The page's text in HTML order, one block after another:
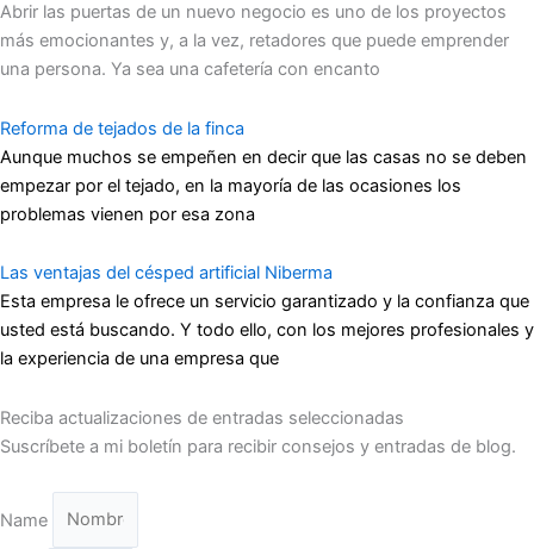
Abrir las puertas de un nuevo negocio es uno de los proyectos
más emocionantes y, a la vez, retadores que puede emprender
una persona. Ya sea una cafetería con encanto
Reforma de tejados de la finca
Aunque muchos se empeñen en decir que las casas no se deben
empezar por el tejado, en la mayoría de las ocasiones los
problemas vienen por esa zona
Las ventajas del césped artificial Niberma
Esta empresa le ofrece un servicio garantizado y la confianza que
usted está buscando. Y todo ello, con los mejores profesionales y
la experiencia de una empresa que
Reciba actualizaciones de entradas seleccionadas
Suscríbete a mi boletín para recibir consejos y entradas de blog.
Name